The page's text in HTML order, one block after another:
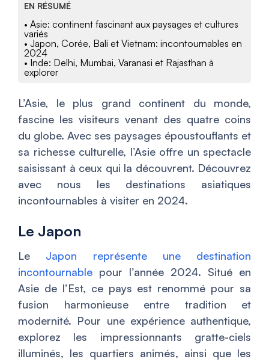
EN RÉSUMÉ
• Asie: continent fascinant aux paysages et cultures
variés
• Japon, Corée, Bali et Vietnam: incontournables en
2024
• Inde: Delhi, Mumbai, Varanasi et Rajasthan à
explorer
L’Asie, le plus grand continent du monde,
fascine les visiteurs venant des quatre coins
du globe. Avec ses paysages époustouflants et
sa richesse culturelle, l’Asie offre un spectacle
saisissant à ceux qui la découvrent. Découvrez
avec nous les destinations asiatiques
incontournables à visiter en 2024.
Le Japon
Le Japon représente une destination
incontournable pour l’année 2024. Situé en
Asie de l’Est, ce pays est renommé pour sa
fusion harmonieuse entre tradition et
modernité. Pour une expérience authentique,
explorez les impressionnants gratte-ciels
illuminés, les quartiers animés, ainsi que les